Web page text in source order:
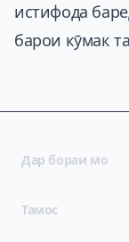
истифода
барои кӯмак
Дар бораи мо
Тамос